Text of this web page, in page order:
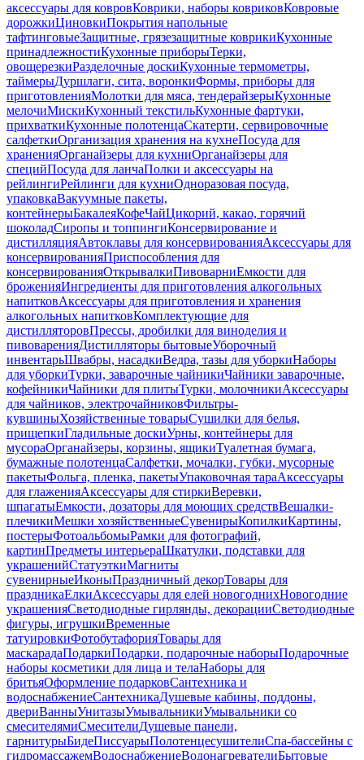
аксессуары для ковровКоврики, наборы ковриковКовровые
дорожкиЦиновкиПокрытия напольные
тафтинговыеЗащитные, грязезащитные коврикиКухонные
принадлежностиКухонные приборыТерки,
овощерезкиРазделочные доскиКухонные термометры,
таймерыДуршлаги, сита, воронкиФормы, приборы для
приготовленияМолотки для мяса, тендерайзерыКухонные
мелочиМискиКухонный текстильКухонные фартуки,
прихваткиКухонные полотенцаСкатерти, сервировочные
салфеткиОрганизация хранения на кухнеПосуда для
храненияОрганайзеры для кухниОрганайзеры для
специйПосуда для ланчаПолки и аксессуары на
рейлингиРейлинги для кухниОдноразовая посуда,
упаковкаВакуумные пакеты,
контейнерыБакалеяКофеЧайЦикорий, какао, горячий
шоколадСиропы и топпингиКонсервирование и
дистилляцияАвтоклавы для консервированияАксессуары для
консервированияПриспособления для
консервированияОткрывалкиПивоварниЕмкости для
броженияИнгредиенты для приготовления алкогольных
напитковАксессуары для приготовления и хранения
алкогольных напитковКомплектующие для
дистилляторовПрессы, дробилки для виноделия и
пивоваренияДистилляторы бытовыеУборочный
инвентарьШвабры, насадкиВедра, тазы для уборкиНаборы
для уборкиТурки, заварочные чайникиЧайники заварочные,
кофейникиЧайники для плитыТурки, молочникиАксессуары
для чайников, электрочайниковФильтры-
кувшиныХозяйственные товарыСушилки для белья,
прищепкиГладильные доскиУрны, контейнеры для
мусораОрганайзеры, корзины, ящикиТуалетная бумага,
бумажные полотенцаСалфетки, мочалки, губки, мусорные
пакетыФольга, пленка, пакетыУпаковочная тараАксессуары
для глаженияАксессуары для стиркиВеревки,
шпагатыЕмкости, дозаторы для моющих средствВешалки-
плечикиМешки хозяйственныеСувенирыКопилкиКартины,
постерыФотоальбомыРамки для фотографий,
картинПредметы интерьераШкатулки, подставки для
украшенийСтатуэткиМагниты
сувенирныеИконыПраздничный декорТовары для
праздникаЕлкиАксессуары для елей новогоднихНовогодние
украшенияСветодиодные гирлянды, декорацииСветодиодные
фигуры, игрушкиВременные
татуировкиФотобутафорияТовары для
маскарадаПодаркиПодарки, подарочные наборыПодарочные
наборы косметики для лица и телаНаборы для
бритьяОформление подарковСантехника и
водоснабжениеСантехникаДушевые кабины, поддоны,
двериВанныУнитазыУмывальникиУмывальники со
смесителямиСмесителиДушевые панели,
гарнитурыБидеПиссуарыПолотенцесушителиСпа-бассейны с
гидромассажемВодоснабжениеВодонагревателиБытовые